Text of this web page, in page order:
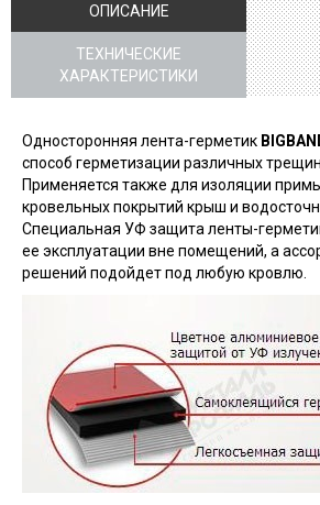
ОПИСАНИЕ
ТЕХНИЧЕСКИЕ
ХАРАКТЕРИСТИКИ
Односторонняя лента-герметик
способ герметизации различных
Применяется также для изоляции
кровельных покрытий крыш и
Специальная УФ защита ленты-
ее эксплуатации вне помещений, а
решений подойдет под любую кровлю.